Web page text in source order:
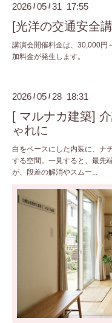
2026 /05 /31 17:55
[光洋の交通安全
講演会開催料金は、30,000円
加料金が発生します。
2026 /05 / 28 18:31
[ マルナカ建築]
ゃれに
白をベースにした内装に、ナ
する空間。一見すると、最先
が、段差の解消やスムー...